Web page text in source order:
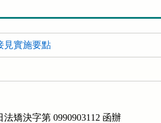
見實施要點
矯決字第 0990903112 函辦